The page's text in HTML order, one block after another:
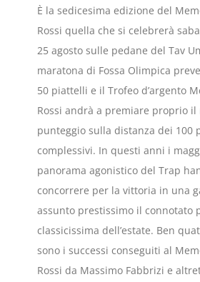
È la sedicesima edizione del
Rossi quella che si celebrerà
25 agosto sulle pedane del Tav
maratona di Fossa Olimpica
50 piattelli e il Trofeo d’argento
Rossi andrà a premiare proprio
punteggio sulla distanza dei 100
complessivi. In questi anni i
panorama agonistico del Trap
concorrere per la vittoria in una
assunto prestissimo il connotato
classicissima dell’estate. Ben
sono i successi conseguiti al
Rossi da Massimo Fabbrizi e